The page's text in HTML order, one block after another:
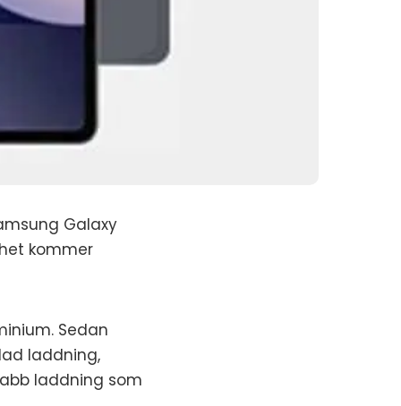
Galaxy
kommer
Sedan
laddning,
laddning som